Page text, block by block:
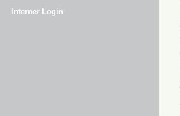
Interner Login